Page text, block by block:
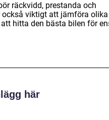
räckvidd, prestanda och
också viktigt att jämföra olika
hitta den bästa bilen för
här